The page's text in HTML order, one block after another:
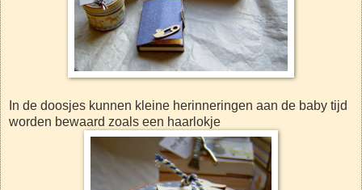
In de doosjes kunnen kleine herinneringen aan de baby tijd
worden bewaard zoals een haarlokje